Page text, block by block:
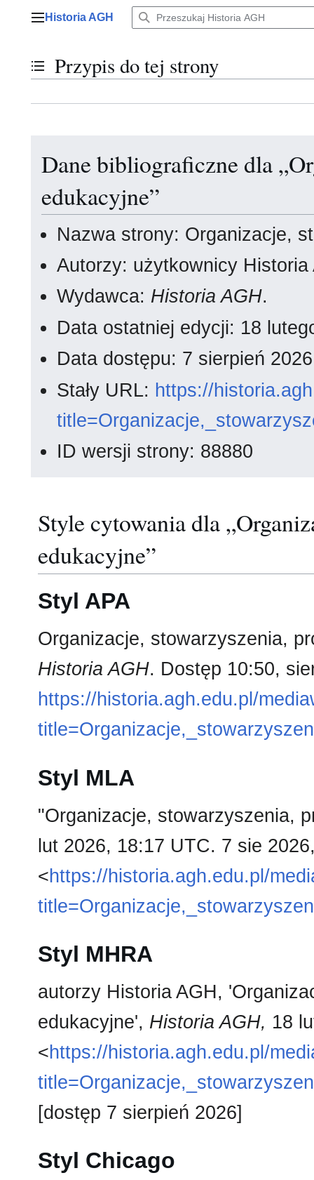
Menu główne
Historia AGH
Przełącz stan spisu treści
Przypis do tej strony
Dane bibliograficzne dla
edukacyjne”
Nazwa strony: Organizacje,
Autorzy: użytkownicy Historia
Wydawca: Historia AGH.
Data ostatniej edycji: 18
Data dostępu: 7 sierpień
Stały URL: https://
ID wersji strony: 88880
Style cytowania dla
edukacyjne”
Styl APA
Organizacje, stowarzyszenia,
Historia AGH. Dostęp 10:50,
https://historia.agh.edu.pl/
Styl MLA
"Organizacje, stowarzyszenia,
lut 2026, 18:17 UTC. 7 sie
<https://historia.agh.edu.pl/
Styl MHRA
autorzy Historia AGH,
edukacyjne', Historia AGH, 18
<https://historia.agh.edu.pl/
[dostęp 7 sierpień 2026]
Styl Chicago